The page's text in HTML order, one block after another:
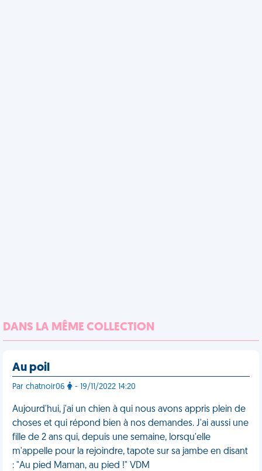
DANS LA MÊME COLLECTION
Au poil
Par chatnoir06 - 19/11/2022 14:20
Aujourd'hui, j'ai un chien à qui nous avons appris plein de
choses et qui répond bien à nos demandes. J'ai aussi une
fille de 2 ans qui, depuis une semaine, lorsqu'elle
m'appelle pour la rejoindre, tapote sur sa jambe en disant
: "Au pied Maman, au pied !" VDM